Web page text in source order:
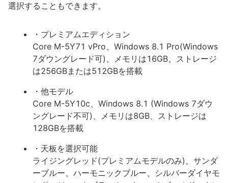
選択することもできます。
・プレミアムエディション
Core M-5Y71 vPro、Windows 8.1 Pro(Windows
7ダウングレード可)、メモリは16GB、ストレージ
は256GBまたは512GBを搭載
・他モデル
Core M-5Y10c、Windows 8.1 (Windows 7ダウ
ングレード不可)、メモリは8GB、ストレージは
128GBを搭載
・天板を選択可能
ライジングレッド(プレミアムモデルのみ)、サンダ
ーブルー、ハーモニックブルー、シルバーダイヤモ